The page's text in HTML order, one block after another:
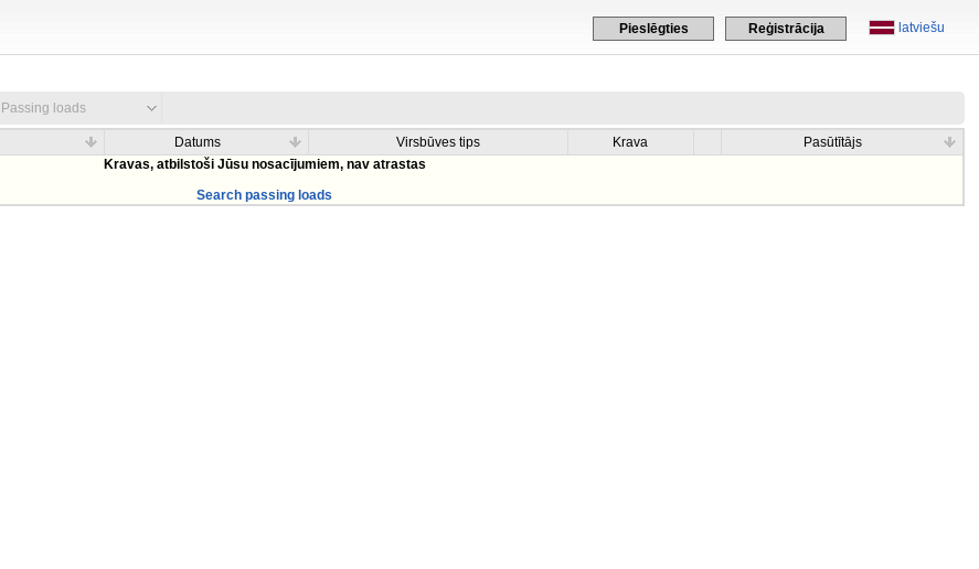
latviešu
Pieslēgties Reģistrācija
Passing loads
Datums Virsbūves tips Krava
Pasūtītājs
Kravas, atbilstoši Jūsu nosacījumiem, nav atrastas
Search passing loads